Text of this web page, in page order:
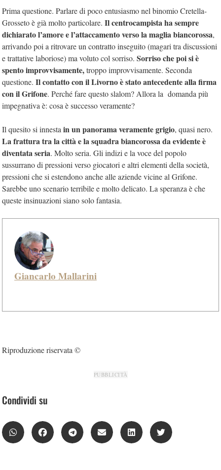
Prima questione. Parlare di poco entusiasmo nel binomio Cretella-
Grosseto è già molto particolare. Il centrocampista ha sempre
dichiarato l’amore e l’attaccamento verso la maglia biancorossa,
arrivando poi a ritrovare un contratto inseguito (magari tra discussioni
e trattative laboriose) ma voluto col sorriso. Sorriso che poi si è
spento improvvisamente,troppo improvvisamente. Seconda
questione. Il contatto con il Livorno è stato antecedente alla firma
con il Grifone. Perché fare questo slalom? Allora la domanda più
impegnativa è: cosa è successo veramente?
Il quesito si innesta in un panorama veramente grigio, quasi nero.
La frattura tra la città e la squadra biancorossa da evidente è
diventata seria. Molto seria. Gli indizi e la voce del popolo
sussurrano di pressioni verso giocatori e altri elementi della società,
pressioni che si estendono anche alle aziende vicine al Grifone.
Sarebbe uno scenario terribile e molto delicato. La speranza è che
queste insinuazioni siano solo fantasia.
Giancarlo Mallarini
Riproduzione riservata ©
PUBBLICITÀ
Condividi su